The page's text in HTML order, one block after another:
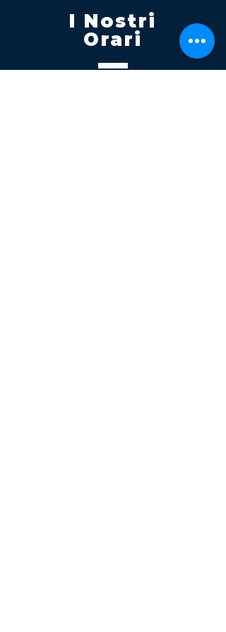
I Nostri
Orari